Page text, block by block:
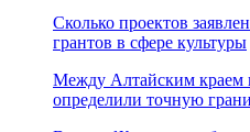
Сколько проектов
грантов в сфере культуры
Между Алтайским краем
определили точную